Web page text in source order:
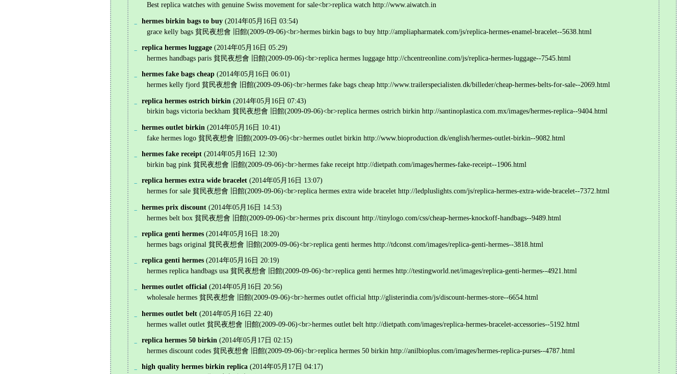
Best replica watches with genuine Swiss movement for sale<br>replica watch http://www.aiwatch.in
hermes birkin bags to buy (2014年05月16日 03:54)
grace kelly bags 貧民夜想會 旧館(2009-09-06)<br>hermes birkin bags to buy http://ampliapharmatek.com/js/replica-hermes-enamel-bracelet--5638.html
replica hermes luggage (2014年05月16日 05:29)
hermes handbags paris 貧民夜想會 旧館(2009-09-06)<br>replica hermes luggage http://chcentreonline.com/js/replica-hermes-luggage--7545.html
hermes fake bags cheap (2014年05月16日 06:01)
hermes kelly fjord 貧民夜想會 旧館(2009-09-06)<br>hermes fake bags cheap http://www.trailerspecialisten.dk/billeder/cheap-hermes-belts-for-sale--2069.html
replica hermes ostrich birkin (2014年05月16日 07:43)
birkin bags victoria beckham 貧民夜想會 旧館(2009-09-06)<br>replica hermes ostrich birkin http://santinoplastica.com.mx/images/hermes-replica--9404.html
hermes outlet birkin (2014年05月16日 10:41)
fake hermes logo 貧民夜想會 旧館(2009-09-06)<br>hermes outlet birkin http://www.bioproduction.dk/english/hermes-outlet-birkin--9082.html
hermes fake receipt (2014年05月16日 12:30)
birkin bag pink 貧民夜想會 旧館(2009-09-06)<br>hermes fake receipt http://dietpath.com/images/hermes-fake-receipt--1906.html
replica hermes extra wide bracelet (2014年05月16日 13:07)
hermes for sale 貧民夜想會 旧館(2009-09-06)<br>replica hermes extra wide bracelet http://ledpluslights.com/js/replica-hermes-extra-wide-bracelet--7372.html
hermes prix discount (2014年05月16日 14:53)
hermes belt box 貧民夜想會 旧館(2009-09-06)<br>hermes prix discount http://tinylogo.com/css/cheap-hermes-knockoff-handbags--9489.html
replica genti hermes (2014年05月16日 18:20)
hermes bags original 貧民夜想會 旧館(2009-09-06)<br>replica genti hermes http://tdconst.com/images/replica-genti-hermes--3818.html
replica genti hermes (2014年05月16日 20:19)
hermes replica handbags usa 貧民夜想會 旧館(2009-09-06)<br>replica genti hermes http://testingworld.net/images/replica-genti-hermes--4921.html
hermes outlet official (2014年05月16日 20:56)
wholesale hermes 貧民夜想會 旧館(2009-09-06)<br>hermes outlet official http://glisterindia.com/js/discount-hermes-store--6654.html
hermes outlet belt (2014年05月16日 22:40)
hermes wallet outlet 貧民夜想會 旧館(2009-09-06)<br>hermes outlet belt http://dietpath.com/images/replica-hermes-bracelet-accessories--5192.html
replica hermes 50 birkin (2014年05月17日 02:15)
hermes discount codes 貧民夜想會 旧館(2009-09-06)<br>replica hermes 50 birkin http://anilbioplus.com/images/hermes-replica-purses--4787.html
high quality hermes birkin replica (2014年05月17日 04:17)